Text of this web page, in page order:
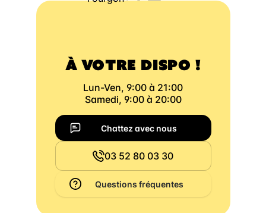
À VOTRE DISPO !
Lun-Ven, 9:00 à 21:00
Samedi, 9:00 à 20:00
Chattez avec nous
03 52 80 03 30
Questions fréquentes